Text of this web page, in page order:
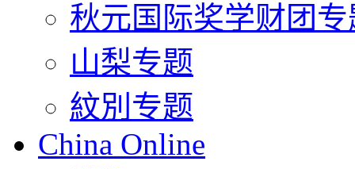
秋元国际奖学财团专
山梨专题
紋別专题
China Online